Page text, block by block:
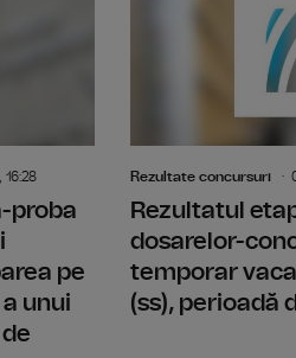
16:28
proba
pe
unui
Rezultate concursuri
Rezultatul
dosarelor-
temporar
(ss), perioadă